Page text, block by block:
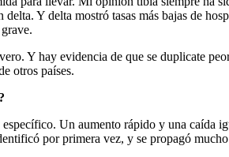
Y delta mostró tasas más bajas de
Y hay evidencia de que se duplicate
otros países.
Un aumento rápido y una caída
por primera vez, y se propagó